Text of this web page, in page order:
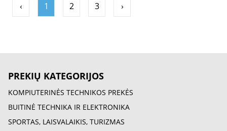
‹ 1 2 3 ›
PREKIŲ KATEGORIJOS
KOMPIUTERINĖS TECHNIKOS PREKĖS
BUITINĖ TECHNIKA IR ELEKTRONIKA
SPORTAS, LAISVALAIKIS, TURIZMAS